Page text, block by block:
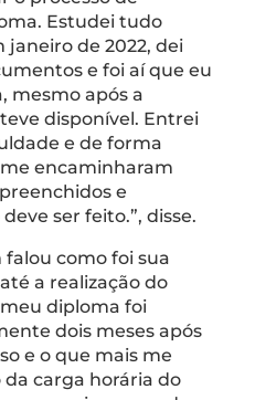
Estudei tudo
janeiro de 2022, dei
e foi aí que eu
mesmo após a
disponível. Entrei
e de forma
encaminharam
e
ser feito.”, disse.
como foi sua
a realização do
diploma foi
dois meses após
e o que mais me
carga horária do